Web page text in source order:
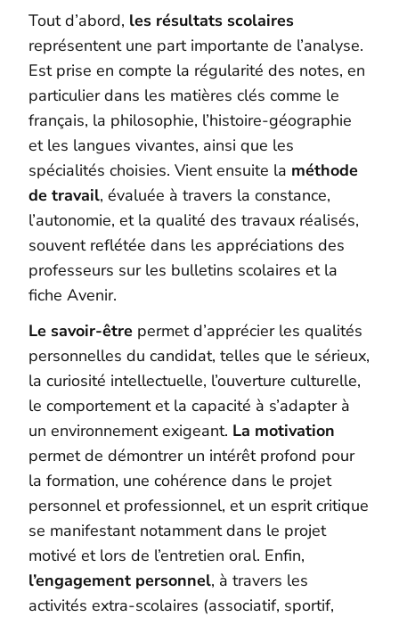
Tout d’abord, les résultats scolaires
représentent une part importante de l’analyse.
Est prise en compte la régularité des notes, en
particulier dans les matières clés comme le
français, la philosophie, l’histoire-géographie
et les langues vivantes, ainsi que les
spécialités choisies. Vient ensuite la méthode
de travail, évaluée à travers la constance,
l’autonomie, et la qualité des travaux réalisés,
souvent reflétée dans les appréciations des
professeurs sur les bulletins scolaires et la
fiche Avenir.
Le savoir-être permet d’apprécier les qualités
personnelles du candidat, telles que le sérieux,
la curiosité intellectuelle, l’ouverture culturelle,
le comportement et la capacité à s’adapter à
un environnement exigeant. La motivation
permet de démontrer un intérêt profond pour
la formation, une cohérence dans le projet
personnel et professionnel, et un esprit critique
se manifestant notamment dans le projet
motivé et lors de l’entretien oral. Enfin,
l’engagement personnel, à travers les
activités extra-scolaires (associatif, sportif,